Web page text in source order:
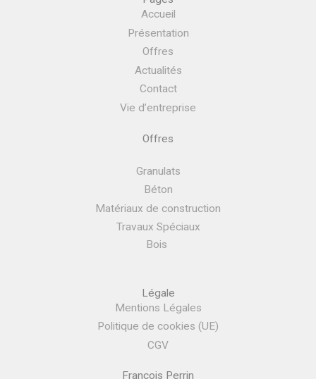
Accueil
Présentation
Offres
Actualités
Contact
Vie d’entreprise
Offres
Granulats
Béton
Matériaux de construction
Travaux Spéciaux
Bois
Légale
Mentions Légales
Politique de cookies (UE)
CGV
Francois Perrin